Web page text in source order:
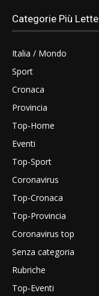
Categorie Più Lette
Italia / Mondo
Sport
Cronaca
Provincia
Top-Home
Eventi
Top-Sport
Coronavirus
Top-Cronaca
Top-Provincia
Coronavirus top
Senza categoria
Rubriche
Top-Eventi